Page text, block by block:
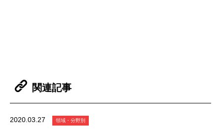
関連記事
2020.03.27 領域・分野別